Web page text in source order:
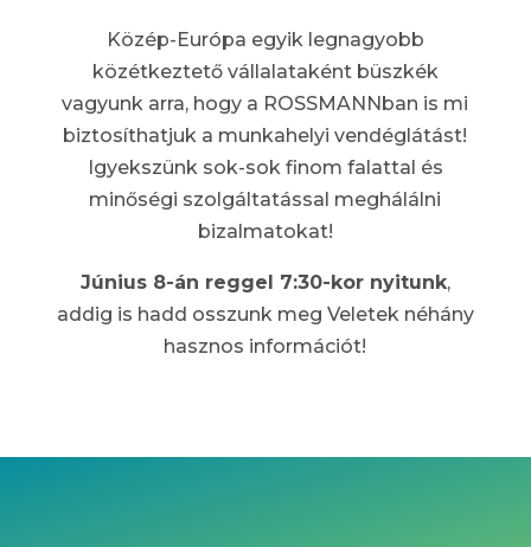
Közép-Európa egyik legnagyobb
közétkeztető vállalataként büszkék
vagyunk arra, hogy a ROSSMANNban is mi
biztosíthatjuk a munkahelyi vendéglátást!
Igyekszünk sok-sok finom falattal és
minőségi szolgáltatással meghálálni
bizalmatokat!
Június 8-án reggel 7:30-kor nyitunk,
addig is hadd osszunk meg Veletek néhány
hasznos információt!